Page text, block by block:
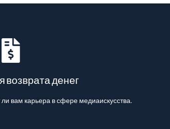
возврата денег
вам карьера в сфере медиаискусства.